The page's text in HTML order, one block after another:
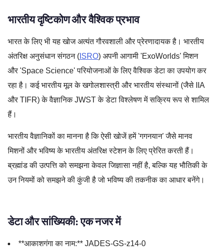
भारतीय दृष्टिकोण और वैश्विक प्रभाव
भारत के लिए भी यह खोज अत्यंत गौरवशाली और प्रेरणादायक है। भारतीय
अंतरिक्ष अनुसंधान संगठन ( ISRO) अपनी आगामी 'ExoWorlds' मिशन
और 'Space Science' परियोजनाओं के लिए वैश्विक डेटा का उपयोग कर
रहा है। कई भारतीय मूल के खगोलशास्त्री और भारतीय संस्थानों (जैसे IIA
और TIFR) के वैज्ञानिक JWST के डेटा विश्लेषण में सक्रिय रूप से शामिल
हैं।
भारतीय वैज्ञानिकों का मानना है कि ऐसी खोजें हमें 'गगनयान' जैसे मानव
मिशनों और भविष्य के भारतीय अंतरिक्ष स्टेशन के लिए प्रेरित करती हैं।
ब्रह्मांड की उत्पत्ति को समझना केवल जिज्ञासा नहीं है, बल्कि यह भौतिकी के
उन नियमों को समझने की कुंजी है जो भविष्य की तकनीक का आधार बनेंगे।
डेटा और सांख्यिकी: एक नजर में
**आकाशगंगा का नाम:** JADES-GS-z14-0